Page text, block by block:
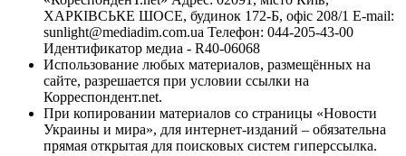
ХАРКІВСЬКЕ ШОСЕ, будинок 172-Б, офіс 208/1 E-mail:
sunlight@mediadim.com.ua Телефон: 044-205-43-00
Идентификатор медиа - R40-06068
Использование любых материалов, размещённых на
сайте, разрешается при условии ссылки на
Корреспондент.net.
При копировании материалов со страницы «Новости
Украины и мира», для интернет-изданий – обязательна
прямая открытая для поисковых систем гиперссылка.